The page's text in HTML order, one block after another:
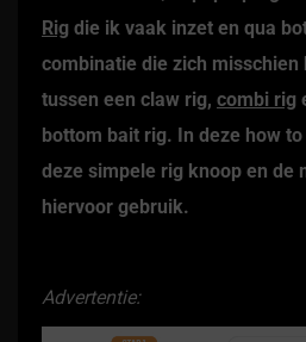
Rig die ik vaak inzet en qua
combinatie die zich misschien
tussen een claw rig, combi rig
bottom bait rig. In deze how
deze simpele rig knoop en de
hiervoor gebruik.
Advertentie: